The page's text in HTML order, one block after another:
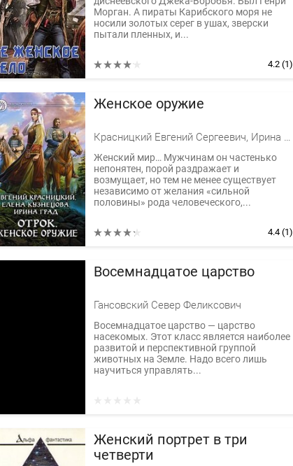
Морган. А пираты Карибского моря не
носили золотых серег в ушах, зверски
пытали пленных, и...
4.2(1)
Женское оружие
Красницкий Евгений Сергеевич, Ирина Град, Кузнецова Е. А.
Женский мир… Мужчинам он частенько
непонятен, порой раздражает и
возмущает, но тем не менее существует
независимо от желания «сильной
половины» рода человеческого,...
4.4(1)
Восемнадцатое царство
Гансовский Север Феликсович
Восемнадцатое царство — царство
насекомых. Этот класс является наиболее
развитой и перспективной группой
животных на Земле. Надо всего лишь
научиться управлять...
Женский портрет в три
четверти